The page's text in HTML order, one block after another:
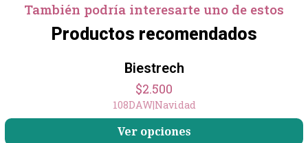
También podría interesarte uno de estos
Productos recomendados
Biestrech
$2.500
108DAW|Navidad
Ver opciones